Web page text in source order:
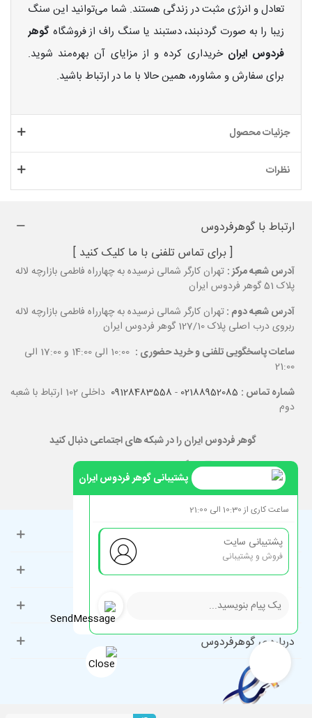
تعادل و انرژی مثبت در زندگی هستند. شما می‌توانید این سنگ
زیبا را به صورت گردنبند، دستبند یا سنگ راف از فروشگاه گوهر
فردوس ایران خریداری کرده و از مزایای آن بهره‌مند شوید.
برای سفارش و مشاوره، همین حالا با ما در ارتباط باشید.
جزئیات محصول
نظرات
ارتباط با گوهرفردوس
[ برای تماس تلفنی با ما کلیک کنید ]
آدرس شعبه مرکز : تهران کارگر شمالی نرسیده به چهارراه فاطمی بازارچه لاله
پلاک 51 گوهر فردوس ایران
آدرس شعبه دوم :تهران کارگر شمالی نرسیده به چهارراه فاطمی بازارچه لاله
ربروی درب اصلی پلاک 127/10 گوهر فردوس ایران
ساعات پاسخگویی تلفنی و خرید حضوری :
10:00 الی 14:00 و 17:00 الی
21:00
شماره تماس : 02188952085
-
09128483558
داخلی 102 ارتباط با شعبه
دوم
گوهر فردوس ایران را در شبکه های اجتماعی دنبال کنید
حساب کاربری
راهنمای مشتریان
دسته‌بندی‌های پرطرفدار
درباره ی گوهرفردوس
پشتیبانی گوهر فردوس ایران
ساعت کاری از 10:30 الی 21:00
پشتیبانی سایت
فروش و پشتیبانی